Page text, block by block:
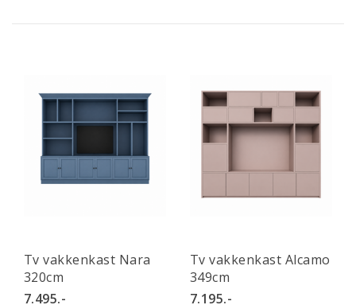
Tv vakkenkast Nara
320cm
7.495.-
Tv vakkenkast Alcamo
349cm
7.195.-